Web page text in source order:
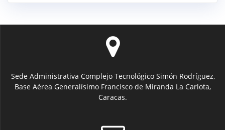
Sede Administrativa Complejo Tecnológico Simón Rodríguez,
Base Aérea Generalísimo Francisco de Miranda La Carlota,
Caracas.